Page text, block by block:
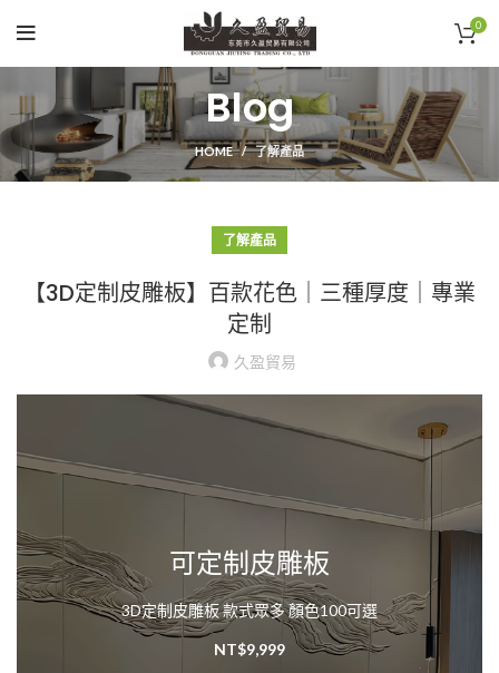
0
Blog
HOME 了解產品
了解產品
【3D定制皮雕板】百款花色｜三種厚度｜專業
定制
久盈貿易
可定制皮雕板
3D定制皮雕板 款式眾多 顏色100可選
NT$9,999